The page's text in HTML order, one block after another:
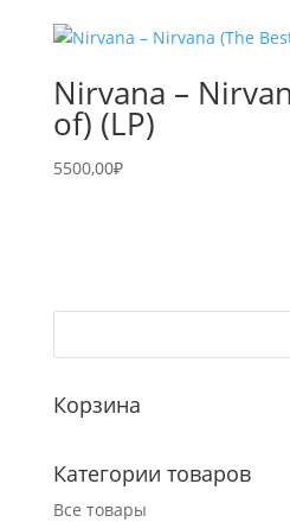
Nirvana –
of) (LP)
5500,00₽
Корзина
Категории товаров
Все товары